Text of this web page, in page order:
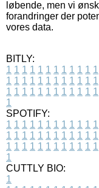
løbende, men vi
forandringer der
vores data.
BITLY:
1 1 1 1 1 1 1 1 1 1 1 1
1 1 1 1 1 1 1 1 1 1 1 1
1 1 1 1 1 1 1 1 1 1 1 1
1
SPOTIFY:
1 1 1 1 1 1 1 1 1 1 1 1
1 1 1 1 1 1 1 1 1 1 1 1
1 1 1 1 1 1 1 1 1 1 1 1
1
CUTTLY BIO:
1